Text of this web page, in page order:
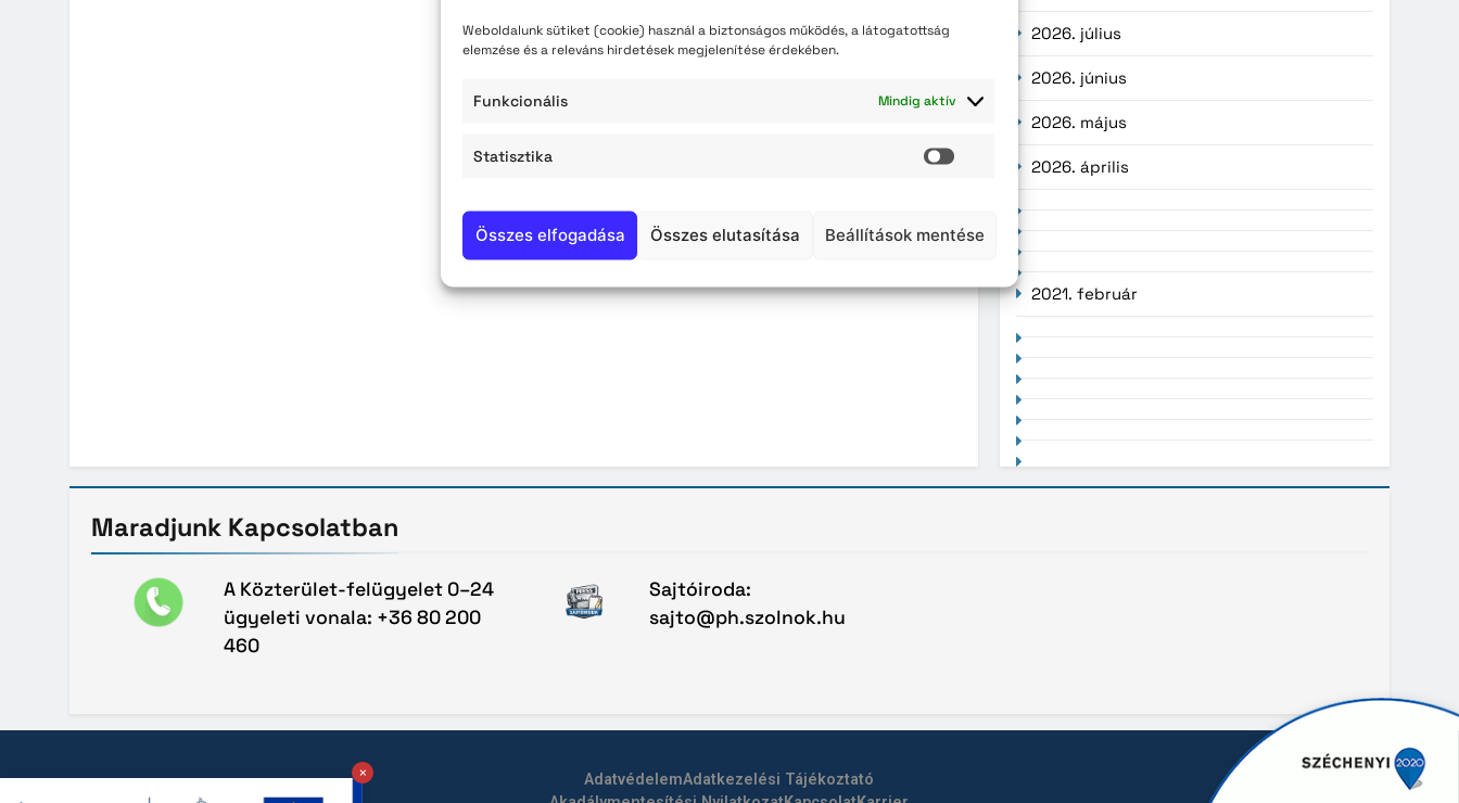
Weboldalunk sütiket (cookie) használ a biztonságos működés, a látogatottság
elemzése és a releváns hirdetések megjelenítése érdekében.
Funkcionális Mindig aktív
Statisztika
Statisztika
Összes elfogadása Összes elutasítása Beállítások mentése
2026. július
2026. június
2026. május
2026. április
2021. február
Maradjunk Kapcsolatban
A Közterület-felügyelet 0–24
ügyeleti vonala: +36 80 200
460
Sajtóiroda:
sajto@ph.szolnok.hu
AdatvédelemAdatkezelési Tájékoztató
×